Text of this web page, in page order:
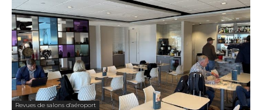
Revues de salons d'aéroport